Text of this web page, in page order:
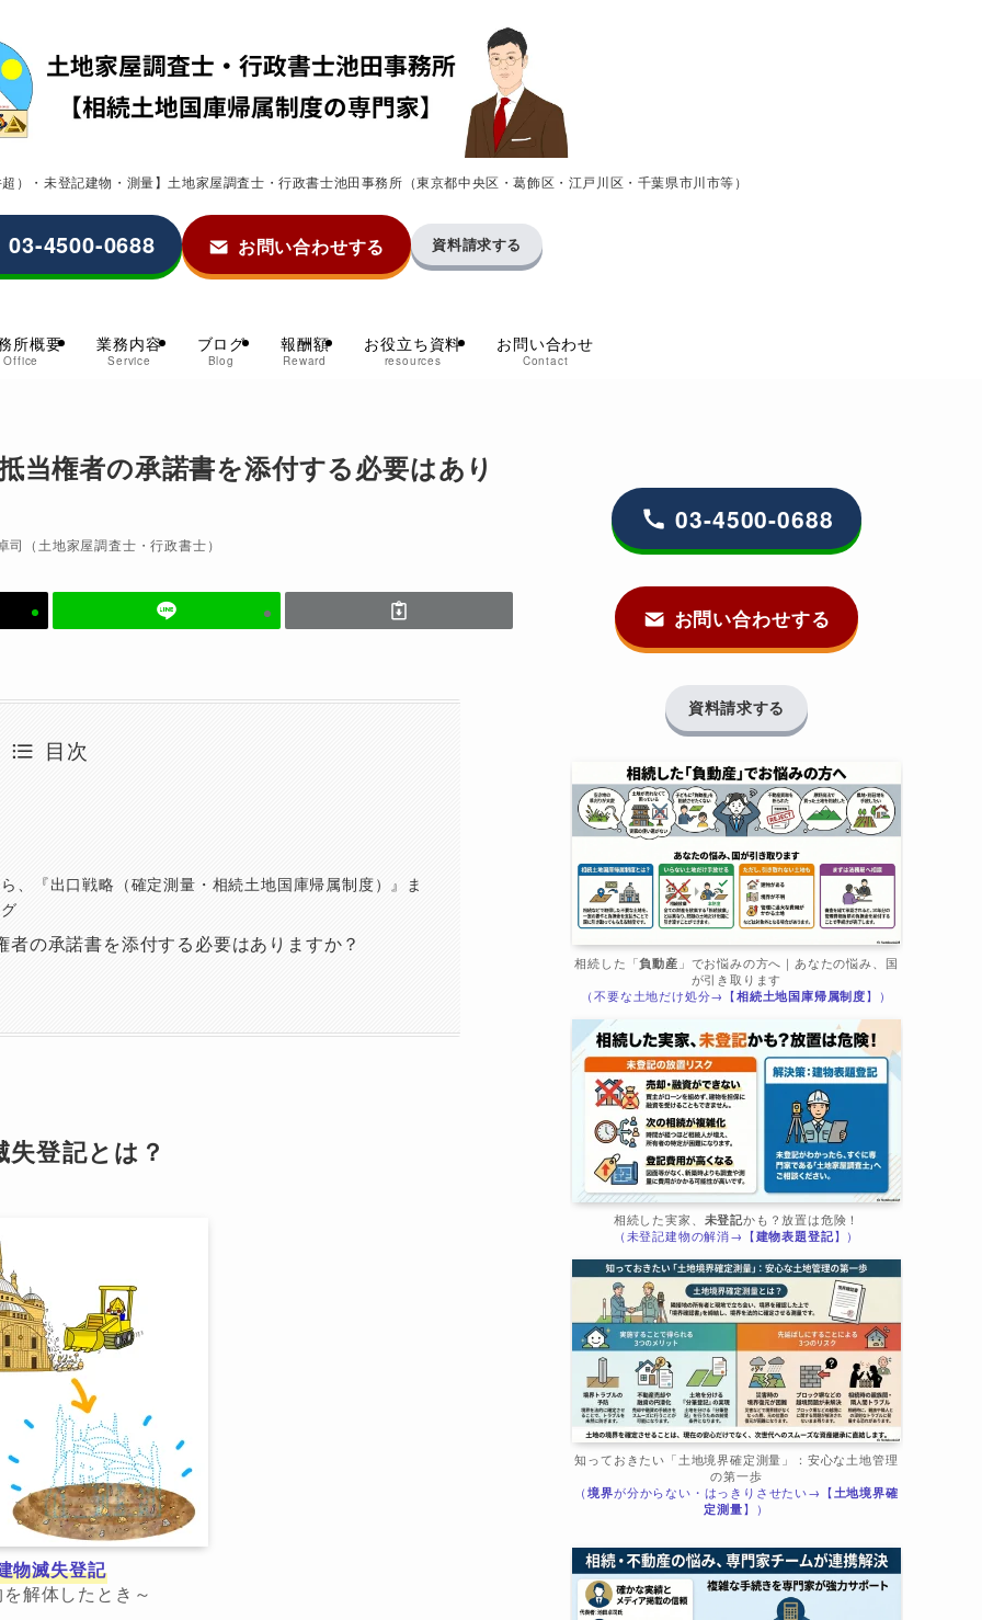
）・未登記建物・測量】土地家屋調査士・行政書士池田事務所（東京都中央区・葛飾区・江戸川区・千葉県市川市等）
所概要
Office
業務内容
Service
ブログ
Blog
報酬額
Reward
お役立ち資料
resources
お問い合わせ
Contact
03-4500-0688 お問い合わせする 資料請求する
当権者の承諾書を添付する必要はあり
司（土地家屋調査士・行政書士）
目次
、『出口戦略（確定測量・相続土地国庫帰属制度）』ま
の承諾書を添付する必要はありますか？
失登記とは？
物滅失登記
解体したとき～
03-4500-0688
お問い合わせする
資料請求する
相続した「負動産 」でお悩みの方へ｜あなたの悩み、国
が引き取ります
（不要な土地だけ処分→【相続土地国庫帰属制度】）
相続した実家、 未登記かも？放置は危険！
（未登記建物の解消→【建物表題登記】）
知っておきたい「土地境界確定測量」：安心な土地管理
の第一歩
（境界が分からない・はっきりさせたい→【土地境界確
定測量】）